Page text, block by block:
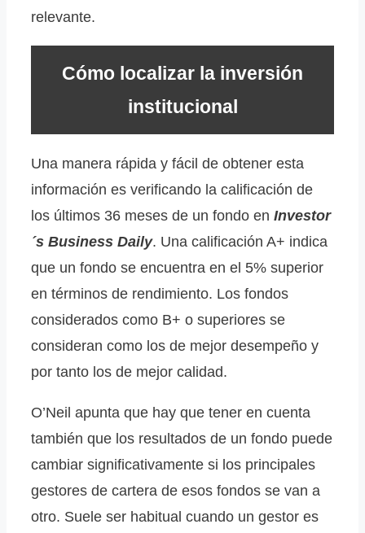
relevante.
Cómo localizar la inversión
institucional
Una manera rápida y fácil de obtener esta
información es verificando la calificación de
los últimos 36 meses de un fondo en Investor
´s Business Daily. Una calificación A+ indica
que un fondo se encuentra en el 5% superior
en términos de rendimiento. Los fondos
considerados como B+ o superiores se
consideran como los de mejor desempeño y
por tanto los de mejor calidad.
O’Neil apunta que hay que tener en cuenta
también que los resultados de un fondo puede
cambiar significativamente si los principales
gestores de cartera de esos fondos se van a
otro. Suele ser habitual cuando un gestor es